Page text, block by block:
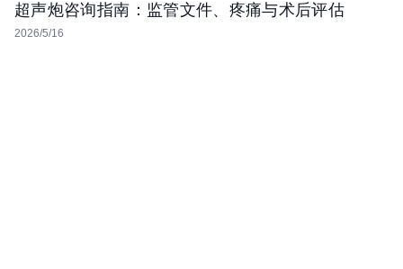
超声炮咨询指南：监管文件、疼痛与术后评估
2026/5/16